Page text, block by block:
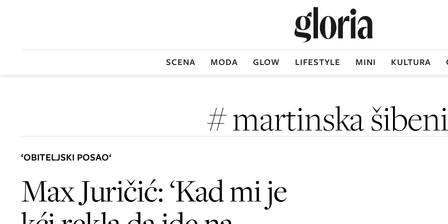
SCENA MODA GLOW LIFESTYLE MINI KULTURA
# martinska
‘OBITELJSKI POSAO‘
Max Juričić: ‘Kad mi je